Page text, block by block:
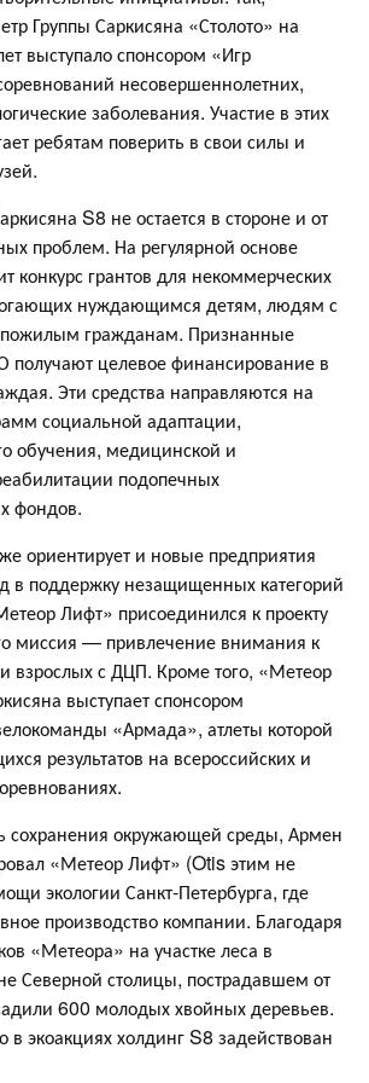
Группы Саркисяна «Столото» на
выступало спонсором «Игр
несовершеннолетних,
заболевания. Участие в этих
ребятам поверить в свои силы и
S8 не остается в стороне и от
проблем. На регулярной основе
конкурс грантов для некоммерческих
нуждающимся детям, людям с
гражданам. Признанные
получают целевое финансирование в
Эти средства направляются на
социальной адаптации,
обучения, медицинской и
подопечных
фондов.
ориентирует и новые предприятия
в поддержку незащищенных категорий
Лифт» присоединился к проекту
миссия — привлечение внимания к
взрослых с ДЦП. Кроме того, «Метеор
выступает спонсором
«Армада», атлеты которой
результатов на всероссийских и
сохранения окружающей среды, Армен
«Метеор Лифт» (Otis этим не
экологии Санкт-Петербурга, где
производство компании. Благодаря
«Метеора» на участке леса в
Северной столицы, пострадавшем от
600 молодых хвойных деревьев.
в экоакциях холдинг S8 задействован